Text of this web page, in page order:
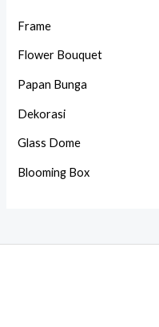
Frame
Flower Bouquet
Papan Bunga
Dekorasi
Glass Dome
Blooming Box